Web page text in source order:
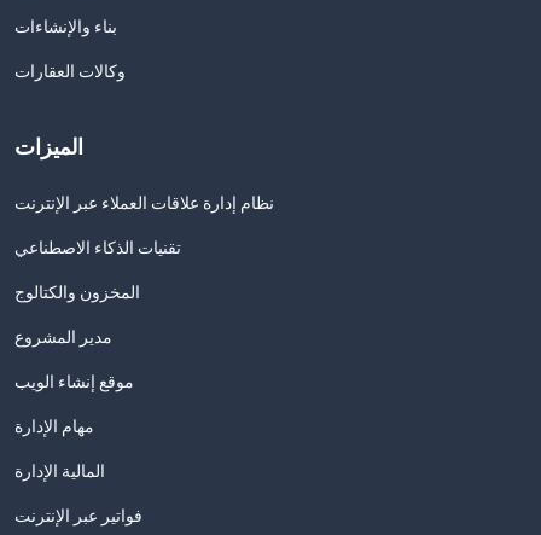
بناء والإنشاءات
وكالات العقارات
الميزات
نظام إدارة علاقات العملاء عبر الإنترنت
تقنيات الذكاء الاصطناعي
المخزون والكتالوج
مدير المشروع
موقع إنشاء الويب
مهام الإدارة
المالية الإدارة
فواتير عبر الإنترنت